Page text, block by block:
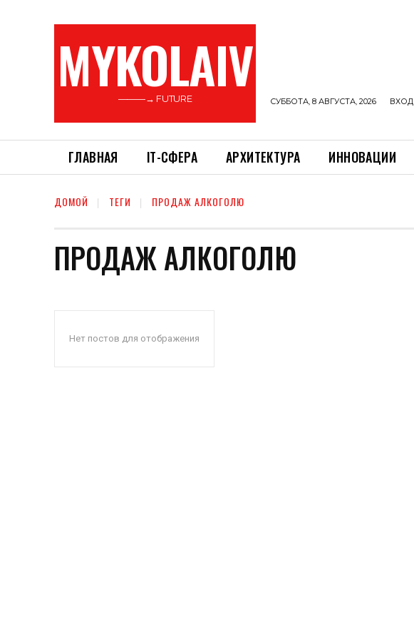
MYKOLAIV
———→ FUTURE СУББОТА, 8 АВГУСТА, 2026 ВХОД
ГЛАВНАЯ ІТ-СФЕРА АРХИТЕКТУРА ИННОВАЦИИ
ДОМОЙ ТЕГИ ПРОДАЖ АЛКОГОЛЮ
ПРОДАЖ АЛКОГОЛЮ
Нет постов для отображения